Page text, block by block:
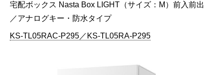
宅配ボックス Nasta Box LIGHT（サイズ：M）前入前出
／アナログキー・防水タイプ
KS-TL05RAC-P295／KS-TL05RA-P295